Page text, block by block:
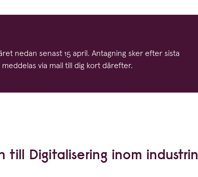
nedan senast 15april. Antagning sker efter sista
via mail till dig kort därefter.
till Digitalisering inom industrin